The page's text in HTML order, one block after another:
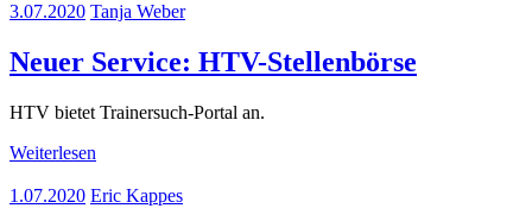
3.07.2020 Tanja Weber
Neuer Service: HTV-Stellenbörse
HTV bietet Trainersuch-Portal an.
Weiterlesen
1.07.2020 Eric Kappes